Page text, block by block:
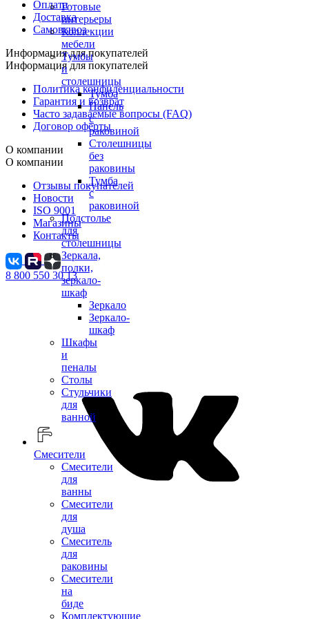
Готовые
интерьеры
Коллекции
мебели
Тумбы
и
столешницы
Тумба
Панель
с
раковиной
Столешницы
без
раковины
Тумба
с
раковиной
Подстолье
для
столешницы
Зеркала,
полки,
зеркало-
шкаф
Зеркало
Зеркало-
шкаф
Шкафы
и
пеналы
Столы
Стульчики
для
ванной
Смесители
Смесители
для
ванны
Смесители
для
душа
Смеситель
для
раковины
Смесители
на
биде
Комплектующие
Оплата
Доставка
Самовывоз
Информация для покупателей
Информация для покупателей
Политика конфиденциальности
Гарантия и возврат
Часто задаваемые вопросы (FAQ)
Договор оферты
О компании
О компании
Отзывы покупателей
Новости
ISO 9001
Магазины
Контакты
8 800 550 30 13